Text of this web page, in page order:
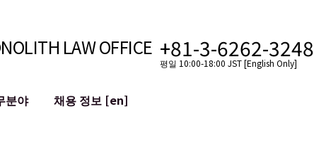
LAW OFFICE +81-3-6262-3248
평일 10:00-18:00 JST [English Only]
분야
채용 정보 [en]